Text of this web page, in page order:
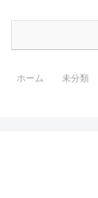
ホーム 未分類